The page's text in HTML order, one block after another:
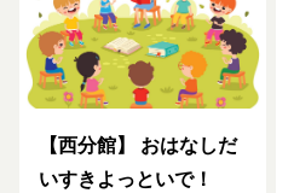
【西分館】 おはなしだ
いすきよっといで！